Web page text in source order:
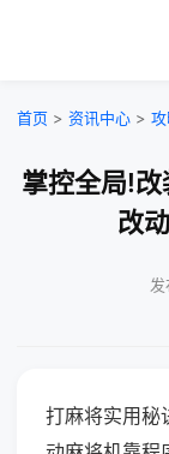
首页 > 资讯中心 >
掌控全局!
改
打麻将实用秘